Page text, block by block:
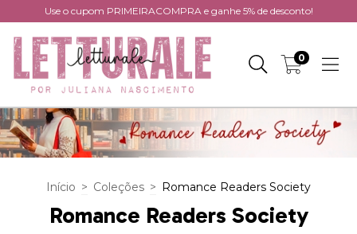
Use o cupom PRIMEIRACOMPRA e ganhe 5% de desconto!
0
Início > Coleções > Romance Readers Society
Romance Readers Society